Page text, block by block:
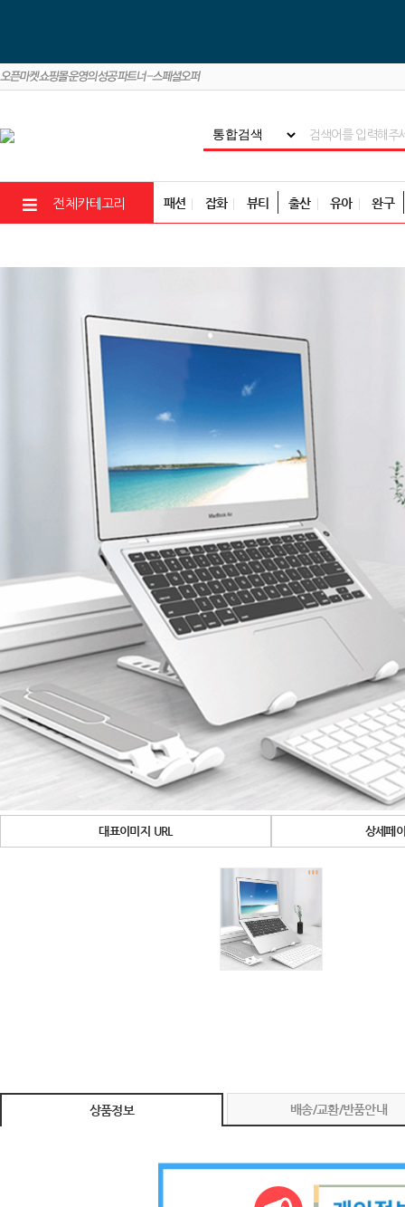
전체카테고리 패션 잡화 뷰티 출산 유아 완구
대표이미지 URL 상세페
상품정보 배송/교환/반품안내